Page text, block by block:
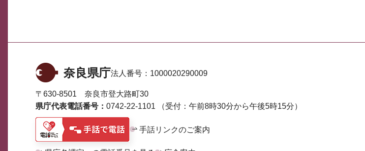
奈良県庁法人番号： 1000020290009
〒630-8501 奈良市登大路町30
県庁代表電話番号： 0742-22-1101 （受付：午前8時30分から午後5時15分）
手話リンクのご案内